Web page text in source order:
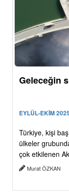
Geleceğin
EYLÜL-EKİM
Türkiye, kişi
ülkeler
çok etkilenen
Murat ÖZKAN